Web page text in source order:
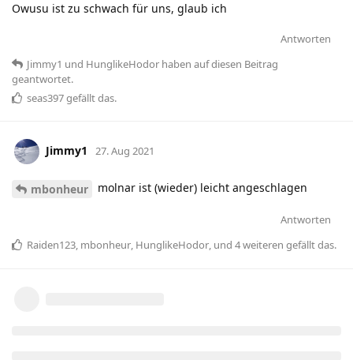
Owusu ist zu schwach für uns, glaub ich
Antworten
Jimmy1 und HunglikeHodor haben auf diesen Beitrag
geantwortet.
seas397gefällt das.
Jimmy1 27. Aug 2021
mbonheur molnar ist (wieder) leicht angeschlagen
Antworten
Raiden123, mbonheur, HunglikeHodor, und 4weiteren gefällt das.